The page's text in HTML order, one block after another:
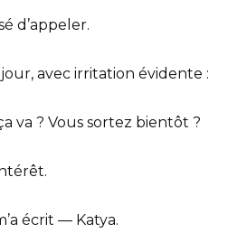
d’appeler.
avec irritation évidente :
va ? Vous sortez bientôt ?
écrit — Katya.